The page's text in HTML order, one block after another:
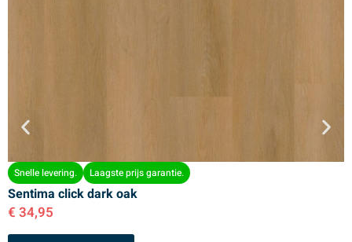
Snelle levering. Laagste prijs garantie.
Sentima click dark oak
€ 34,95